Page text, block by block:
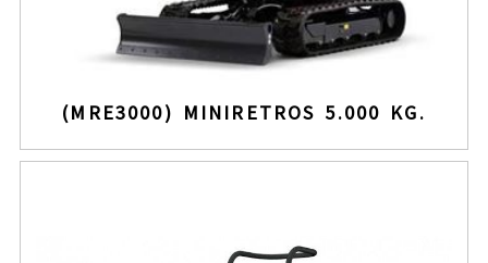
(MRE3000) MINIRETROS 5.000 KG.